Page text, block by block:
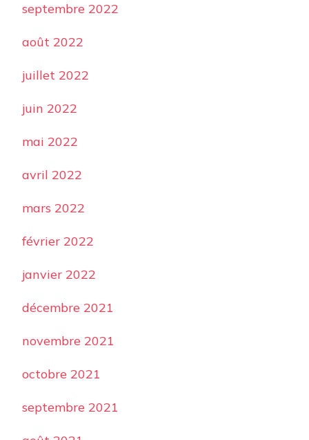
septembre 2022
août 2022
juillet 2022
juin 2022
mai 2022
avril 2022
mars 2022
février 2022
janvier 2022
décembre 2021
novembre 2021
octobre 2021
septembre 2021